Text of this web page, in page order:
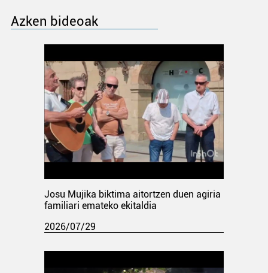
Azken bideoak
Josu Mujika biktima aitortzen duen agiria
familiari emateko ekitaldia
2026/07/29